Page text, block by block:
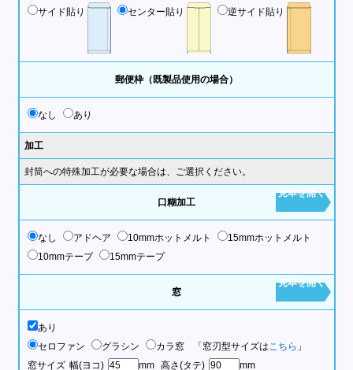
サイド貼り センター貼り 逆サイド貼り
郵便枠（既製品使用の場合）
なし あり
加工
封筒への特殊加工が必要な場合は、ご選択ください。
口糊加工
見本を開く
なし アドヘア 10mmホットメルト
15mmホットメルト
10mmテープ
15mmテープ
窓
見本を開く
あり
セロファン
グラシン カラ窓 「窓刃型サイズはこちら 」
窓サイズ 幅(ヨコ) mm 高さ(タテ)
mm